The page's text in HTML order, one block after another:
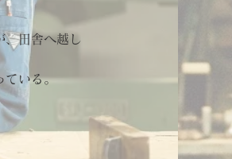
、田舎へ越し
ている。